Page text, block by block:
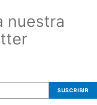
nuestra
SUSCRIBIR